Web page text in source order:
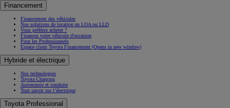
Financement
Financement des véhicules
Nos solutions de location en LOA ou LLD
Vous préférez acheter ?
Financez votre véhicule d'occasion
Pour les Professionnels
Espace client Toyota Financement (Opens in new window)
Hybride et électrique
Nos technologies
Toyota Charging
Autonomie et conduite
Tout savoir sur l’électrique
Toyota Professional